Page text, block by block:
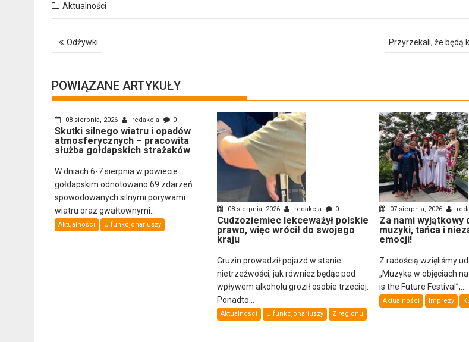
Aktualności
Nawigacja
wpisu
Odżywki Przyrzekali, że będą
POWIĄZANE ARTYKUŁY
08 sierpnia, 2026 redakcja 0
Skutki silnego wiatru i opadów
atmosferycznych – pracowita
służba gołdapskich strażaków
W dniach 6-7 sierpnia w powiecie
gołdapskim odnotowano 69 zdarzeń
spowodowanych silnymi porywami
wiatru oraz gwałtownymi...
Aktualności U funkcjonariuszy
08 sierpnia, 2026 redakcja 0
Cudzoziemiec lekceważył polskie
prawo, więc wrócił do swojego
kraju
Gruzin prowadził pojazd w stanie
nietrzeźwości, jak również będąc pod
wpływem alkoholu groził osobie trzeciej.
Ponadto...
Aktualności U funkcjonariuszy Z regionu
07 sierpnia, 2026
Za nami wyjątkowy
muzyki, tańca i
emocji!
Z radością wzięliśmy
„Muzyka w objęciach
is the Future Festival”,...
Aktualności Imprezy